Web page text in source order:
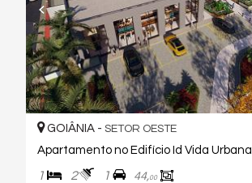
GOIÂNIA - SETOR OESTE
Apartamento no Edifício Id Vida Urbana
1 2 1 44,00